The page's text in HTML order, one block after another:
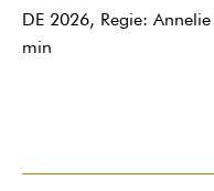
DE 2026, Regie:
min